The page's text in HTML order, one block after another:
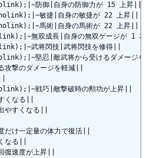
防御|自身の防御力が 15 上昇||
敏捷|自身の敏捷が 22 上昇||
馬術|自身の馬術が 22 上昇||
無双成長|自身の無双ゲージが 1 本
武将閃技|武将閃技を修得||
堅忍|敵武将から受けるダメージを
攻撃のダメージを軽減||
戦巧|敵撃破時の勲功が上昇||
くなる||
やすくなる||
だけ一定量の体力で復活||
なる||
復速度が上昇||